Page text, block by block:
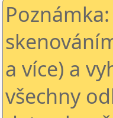
a více) a
všechny